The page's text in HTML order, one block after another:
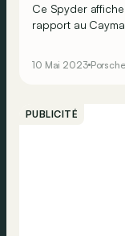
Ce Spyder
rapport au
10 Mai 2023 Porsche
PUBLICITÉ